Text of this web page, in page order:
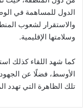
الدول للمساهمة في
والاستقرار لشعوب
وسلامتها الإقليمية.
كما شهد اللقاء كذلك
الأوسط، فضلًا عن
تلك الظاهرة التي تهدد